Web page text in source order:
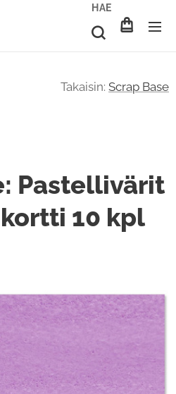
HAE
Takaisin: Scrap Base
Pastellivärit
10 kpl